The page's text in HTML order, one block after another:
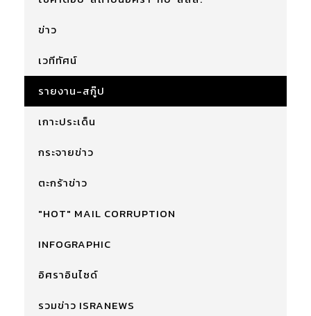
ข่าว
เวทีทัศน์
รายงาน-สกู๊ป
เกาะประเด็น
กระจายข่าว
ตะกร้าข่าว
"HOT" MAIL CORRUPTION
INFOGRAPHIC
อิศราอินไซด์
รวมข่าว ISRANEWS